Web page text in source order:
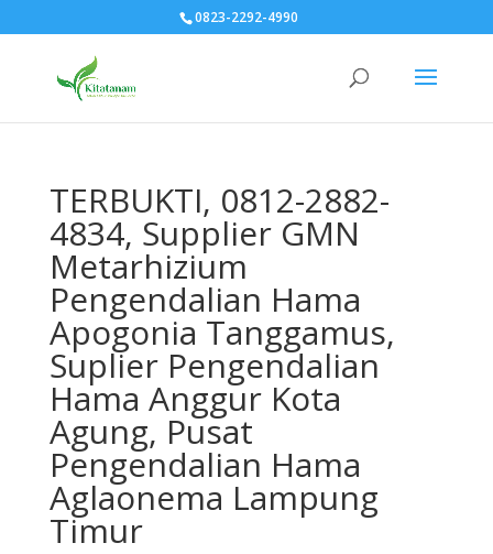
0823-2292-4990
TERBUKTI, 0812-2882-
4834, Supplier GMN
Metarhizium
Pengendalian Hama
Apogonia Tanggamus,
Suplier Pengendalian
Hama Anggur Kota
Agung, Pusat
Pengendalian Hama
Aglaonema Lampung
Timur